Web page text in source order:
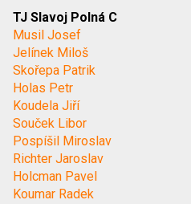
TJ Slavoj Polná C
Musil Josef
Jelínek Miloš
Skořepa Patrik
Holas Petr
Koudela Jiří
Souček Libor
Pospíšil Miroslav
Richter Jaroslav
Holcman Pavel
Koumar Radek